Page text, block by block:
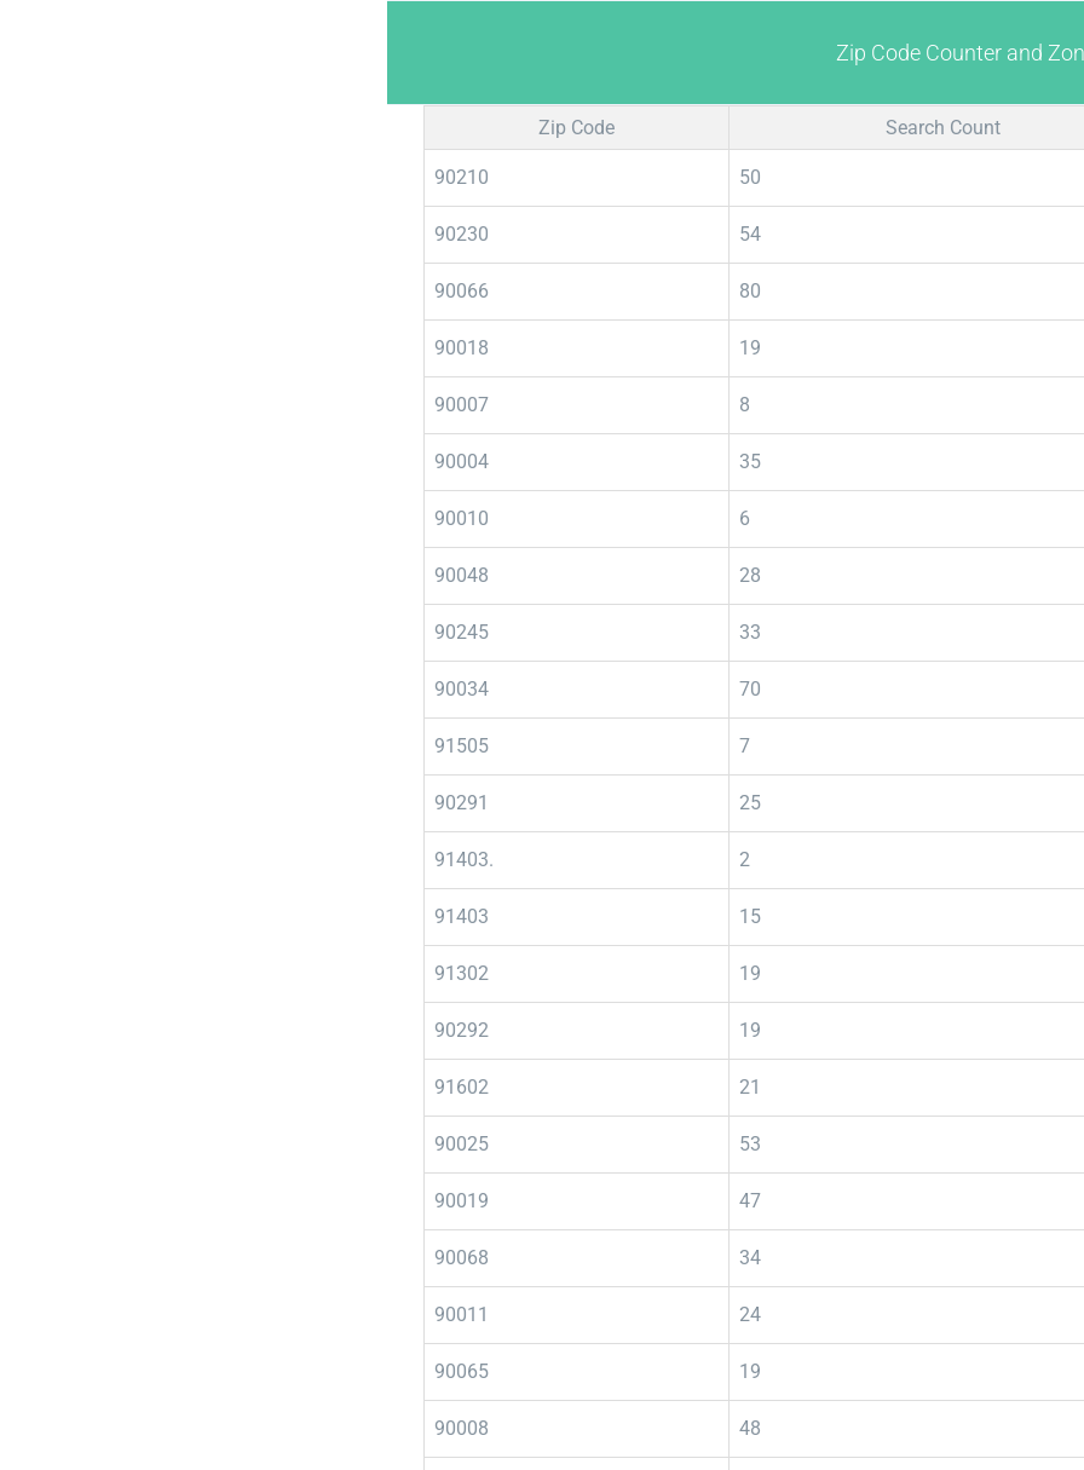
Zip Code Counter and
Zip Code Search Count
90210 50
90230 54
90066 80
90018 19
90007 8
90004 35
90010 6
90048 28
90245 33
90034 70
91505 7
90291 25
91403. 2
91403 15
91302 19
90292 19
91602 21
90025 53
90019 47
90068 34
90011 24
90065 19
90008 48